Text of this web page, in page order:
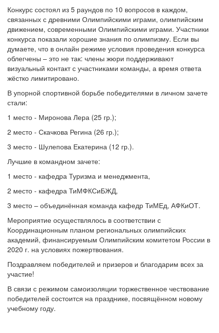
Конкурс состоял из 5 раундов по 10 вопросов в каждом,
связанных с древними Олимпийскими играми, олимпийским
движением, современными Олимпийскими играми. Участники
конкурса показали хорошие знания по олимпизму. Если вы
думаете, что в онлайн режиме условия проведения конкурса
облегчены – это не так: члены жюри поддерживают
визуальный контакт с участниками команды, а время ответа
жёстко лимитировано.
В упорной спортивной борьбе победителями в личном зачете
стали:
1 место - Миронова Лера (25 гр.);
2 место - Скачкова Регина (26 гр.);
3 место - Шулепова Екатерина (12 гр.).
Лучшие в командном зачете:
1 место - кафедра Туризма и менеджмента,
2 место - кафедра ТиМФКСиБЖД,
3 место – объединённая команда кафедр ТиМЕд, АФКиОТ.
Мероприятие осуществлялось в соответствии с
Координационным планом региональных олимпийских
академий, финансируемым Олимпийским комитетом России в
2020 г. на условиях пожертвования.
Поздравляем победителей и призеров и благодарим всех за
участие!
В связи с режимом самоизоляции торжественное чествование
победителей состоится на празднике, посвящённом новому
учебному году.